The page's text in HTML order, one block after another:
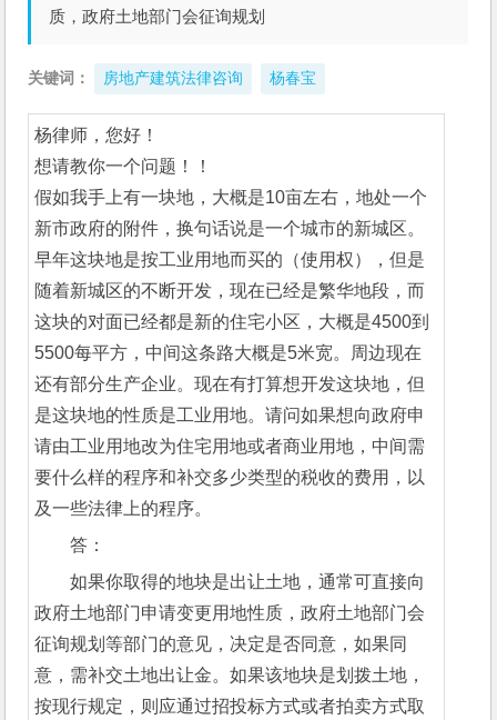
质，政府土地部门会征询规划
关键词： 房地产建筑法律咨询 杨春宝
杨律师，您好！
想请教你一个问题！！
假如我手上有一块地，大概是10亩左右，地处一个
新市政府的附件，换句话说是一个城市的新城区。
早年这块地是按工业用地而买的（使用权），但是
随着新城区的不断开发，现在已经是繁华地段，而
这块的对面已经都是新的住宅小区，大概是4500到
5500每平方，中间这条路大概是5米宽。周边现在
还有部分生产企业。现在有打算想开发这块地，但
是这块地的性质是工业用地。请问如果想向政府申
请由工业用地改为住宅用地或者商业用地，中间需
要什么样的程序和补交多少类型的税收的费用，以
及一些法律上的程序。
答：
如果你取得的地块是出让土地，通常可直接向
政府土地部门申请变更用地性质，政府土地部门会
征询规划等部门的意见，决定是否同意，如果同
意，需补交土地出让金。如果该地块是划拨土地，
按现行规定，则应通过招投标方式或者拍卖方式取